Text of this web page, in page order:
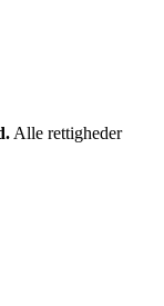
Alle rettigheder